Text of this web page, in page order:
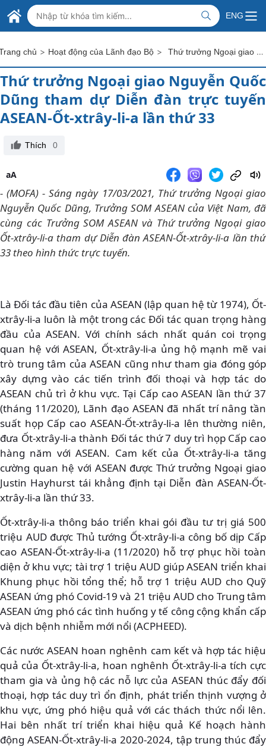
Skip to Main Content
BỘ NGOẠI GIAO VIỆT NAM
MINISTRY OF FOREIGN AFFAIRS
ENG
chủ > Hoạt động của Lãnh đạo Bộ > Thứ trưởng Ngoại giao Nguyễn Quốc Dũng tham dự Diễn đàn trực tuyến ASEAN-Ốt-xtrây-li-a lần thứ 33
Thứ trưởng Ngoại giao Nguyễn Quốc
Dũng tham dự Diễn đàn trực tuyến
ASEAN-Ốt-xtrây-li-a lần thứ 33
Thích 0
aA
- (MOFA) - Sáng ngày 17/03/2021, Thứ trưởng Ngoại giao
Nguyễn Quốc Dũng, Trưởng SOM ASEAN của Việt Nam, đã
cùng các Trưởng SOM ASEAN và Thứ trưởng Ngoại giao
Ốt-xtrây-li-a tham dự Diễn đàn ASEAN-Ốt-xtrây-li-a lần thứ
33 theo hình thức trực tuyến.
Là Đối tác đầu tiên của ASEAN (lập quan hệ từ 1974), Ốt-
xtrây-li-a luôn là một trong các Đối tác quan trọng hàng
đầu của ASEAN. Với chính sách nhất quán coi trọng
quan hệ với ASEAN, Ốt-xtrây-li-a ủng hộ mạnh mẽ vai
trò trung tâm của ASEAN cũng như tham gia đóng góp
xây dựng vào các tiến trình đối thoại và hợp tác do
ASEAN chủ trì ở khu vực. Tại Cấp cao ASEAN lần thứ 37
(tháng 11/2020), Lãnh đạo ASEAN đã nhất trí nâng tần
suất họp Cấp cao ASEAN-Ốt-xtrây-li-a lên thường niên,
đưa Ốt-xtrây-li-a thành Đối tác thứ 7 duy trì họp Cấp cao
hàng năm với ASEAN. Cam kết của Ốt-xtrây-li-a tăng
cường quan hệ với ASEAN được Thứ trưởng Ngoại giao
Justin Hayhurst tái khẳng định tại Diễn đàn ASEAN-Ốt-
xtrây-li-a lần thứ 33.
Ốt-xtrây-li-a thông báo triển khai gói đầu tư trị giá 500
triệu AUD được Thủ tướng Ốt-xtrây-li-a công bố dịp Cấp
cao ASEAN-Ốt-xtrây-li-a (11/2020) hỗ trợ phục hồi toàn
diện ở khu vực; tài trợ 1 triệu AUD giúp ASEAN triển khai
Khung phục hồi tổng thể; hỗ trợ 1 triệu AUD cho Quỹ
ASEAN ứng phó Covid-19 và 21 triệu AUD cho Trung tâm
ASEAN ứng phó các tình huống y tế công cộng khẩn cấp
và dịch bệnh nhiễm mới nổi (ACPHEED).
Các nước ASEAN hoan nghênh cam kết và hợp tác hiệu
quả của Ốt-xtrây-li-a, hoan nghênh Ốt-xtrây-li-a tích cực
tham gia và ủng hộ các nỗ lực của ASEAN thúc đẩy đối
thoại, hợp tác duy trì ổn định, phát triển thịnh vượng ở
khu vực, ứng phó hiệu quả với các thách thức nổi lên.
Hai bên nhất trí triển khai hiệu quả Kế hoạch hành
động ASEAN-Ốt-xtrây-li-a 2020-2024, tập trung thúc đẩy